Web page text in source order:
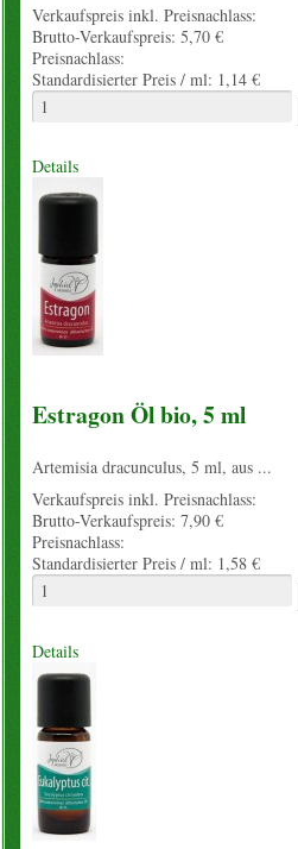
Verkaufspreis inkl. Preisnachlass:
Brutto-Verkaufspreis: 5,70 €
Preisnachlass:
Standardisierter Preis / ml: 1,14 €
Details
Estragon Öl bio, 5 ml
Artemisia dracunculus, 5 ml, aus ...
Verkaufspreis inkl. Preisnachlass:
Brutto-Verkaufspreis: 7,90 €
Preisnachlass:
Standardisierter Preis / ml: 1,58 €
Details